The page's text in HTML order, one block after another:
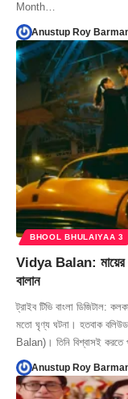
Month…
Anustup Roy
BHOOL BHULAIYAA 3
Vidya Balan: মায়ের
বালান
ট্রাইব টিভি বাংলা
মতো ঘৃণ্য ঘটনা। হতবাক
Balan)। তিনি বিশ্বাসই করতে
Anustup Roy